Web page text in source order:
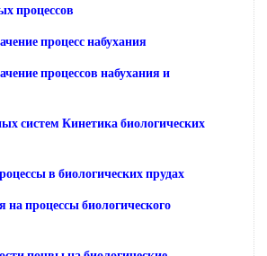
процессов
процесс набухания
процессов набухания и
систем Кинетика биологических
в биологических прудах
на процессы биологического